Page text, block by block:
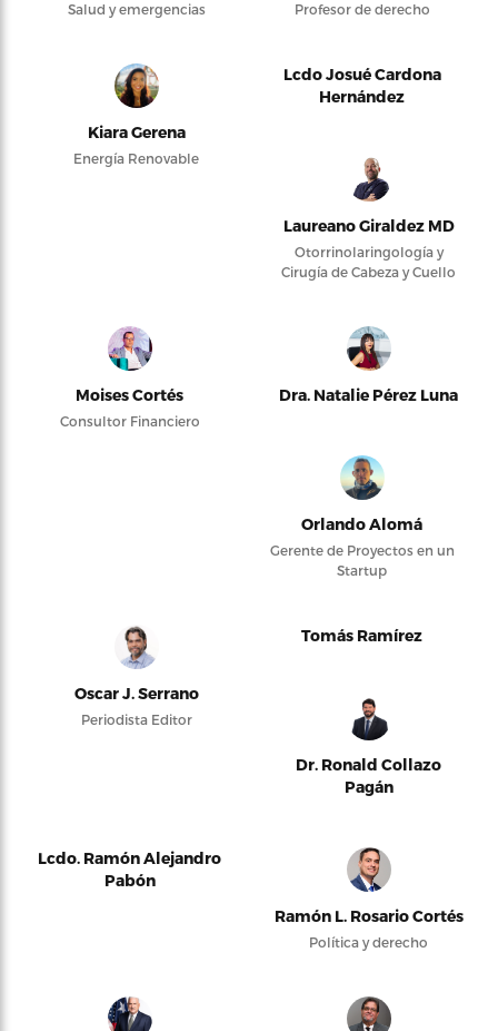
Salud y emergencias Profesor de derecho
Kiara Gerena
Energía Renovable
Lcdo Josué Cardona
Hernández
Laureano Giraldez MD
Otorrinolaringología y
Cirugía de Cabeza y Cuello
Moises Cortés
Consultor Financiero
Dra. Natalie Pérez Luna
Orlando Alomá
Gerente de Proyectos en un
Startup
Oscar J. Serrano
Periodista Editor
Tomás Ramírez
Dr. Ronald Collazo
Pagán
Lcdo. Ramón Alejandro
Pabón
Ramón L. Rosario Cortés
Política y derecho